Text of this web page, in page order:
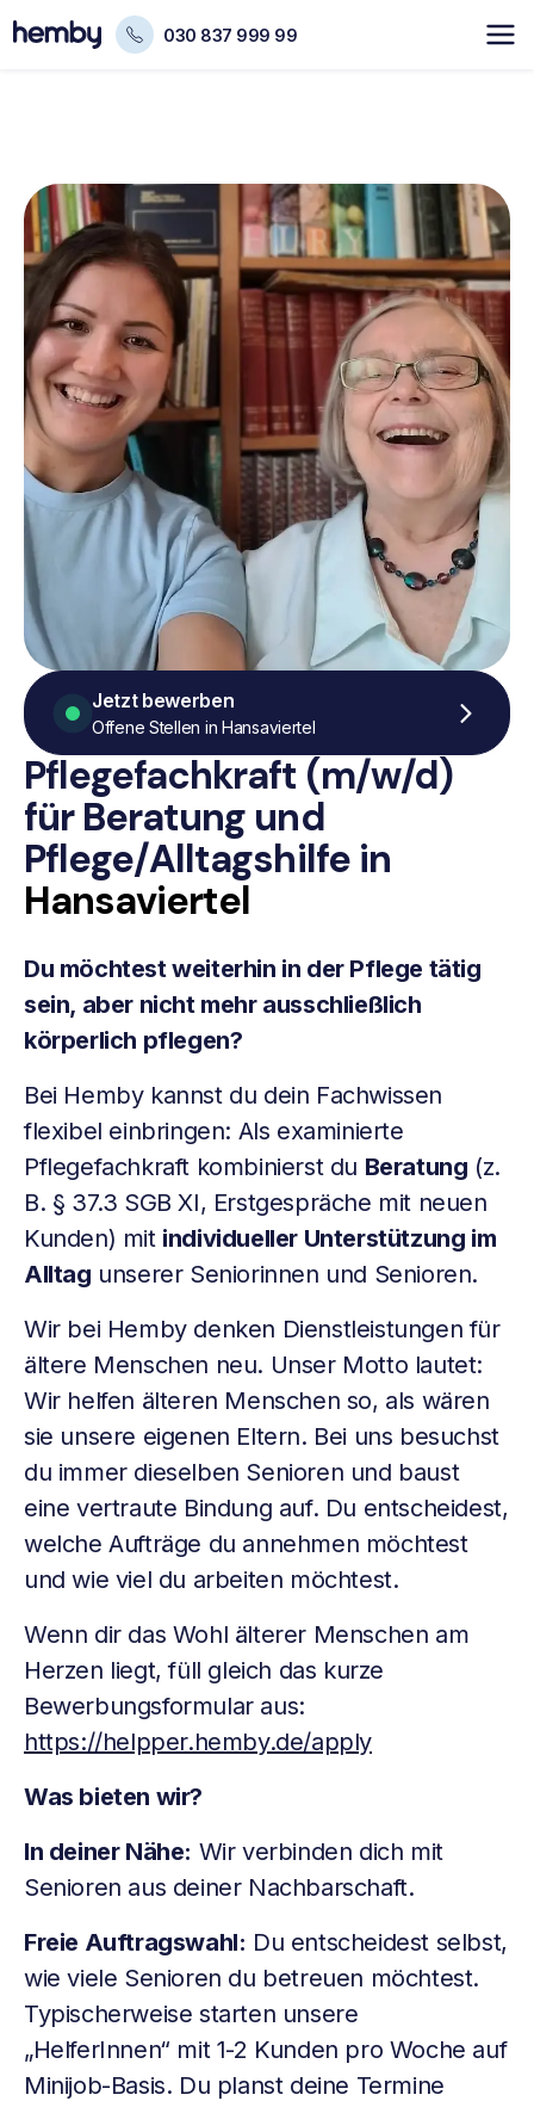
030 837 999 99
Pflegefachkraft (m/w/d)
für Beratung und
Pflege/Alltagshilfein
Hansaviertel
Du möchtest weiterhin in der Pflege tätig
sein, aber nicht mehr ausschließlich
körperlich pflegen?
Bei Hemby kannst du dein Fachwissen
flexibel einbringen: Als examinierte
Pflegefachkraft kombinierst du Beratung (z.
B. § 37.3 SGB XI, Erstgespräche mit neuen
Kunden) mit individueller Unterstützung im
Alltag unserer Seniorinnen und Senioren.
Wir bei Hemby denken Dienstleistungen für
ältere Menschen neu. Unser Motto lautet:
Wir helfen älteren Menschen so, als wären
sie unsere eigenen Eltern. Bei uns besuchst
du immer dieselben Senioren und baust
eine vertraute Bindung auf. Du entscheidest,
welche Aufträge du annehmen möchtest
und wie viel du arbeiten möchtest.
Wenn dir das Wohl älterer Menschen am
Herzen liegt, füll gleich das kurze
Bewerbungsformular aus:
https://helpper.hemby.de/apply
Was bieten wir?
In deiner Nähe: Wir verbinden dich mit
Senioren aus deiner Nachbarschaft.
Freie Auftragswahl: Du entscheidest selbst,
wie viele Senioren du betreuen möchtest.
Typischerweise starten unsere
„HelferInnen“ mit 1-2 Kunden pro Woche auf
Minijob-Basis. Du planst deine Termine
Jetzt bewerben
Offene Stellen in Hansaviertel